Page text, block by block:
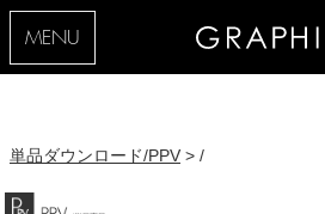
MENU
単品ダウンロード/PPV > /